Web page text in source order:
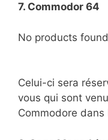
7. Commodor 64
No products
Celui-ci sera
vous qui sont
Commodore